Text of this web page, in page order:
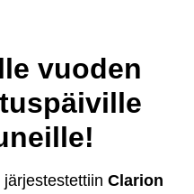
vuoden
Clarion